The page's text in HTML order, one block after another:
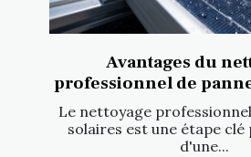
Avantages du
professionnel de
Le nettoyage
solaires est une étape
d'une...